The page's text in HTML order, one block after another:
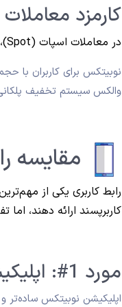
کارمزد معاملات spot
در معاملات اسپات (Spot)، هر دو صرافی کارمزد
نوبیتکس برای کاربران با
والکس سیستم تخفیف
مقایسه
رابط کاربری یکی از
کاربرپسند ارائه دهند،
مورد 1#: اپلیکیشن موبایل
اپلیکیشن نوبیتکس ساده‌تر